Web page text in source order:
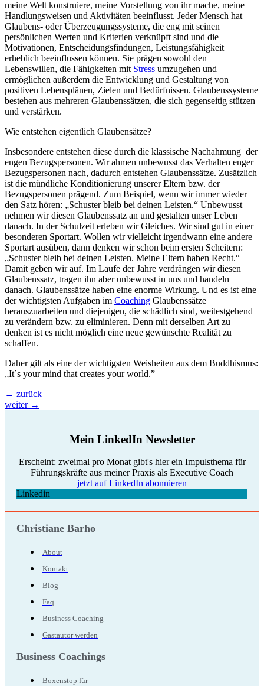
meine Welt konstruiere, meine Vorstellung von ihr mache, meine
Handlungsweisen und Aktivitäten beeinflusst. Jeder Mensch hat
Glaubens- oder Überzeugungssysteme, die eng mit seinen
persönlichen Werten und Kriterien verknüpft sind und die
Motivationen, Entscheidungsfindungen, Leistungsfähigkeit
erheblich beeinflussen können. Sie prägen sowohl den
Lebenswillen, die Fähigkeiten mit Stress umzugehen und
ermöglichen außerdem die Entwicklung und Gestaltung von
positiven Lebensplänen, Zielen und Bedürfnissen. Glaubenssysteme
bestehen aus mehreren Glaubenssätzen, die sich gegenseitig stützen
und verstärken.
Wie entstehen eigentlich Glaubensätze?
Insbesondere entstehen diese durch die klassische Nachahmung der
engen Bezugspersonen. Wir ahmen unbewusst das Verhalten enger
Bezugspersonen nach, dadurch entstehen Glaubenssätze. Zusätzlich
ist die mündliche Konditionierung unserer Eltern bzw. der
Bezugspersonen prägend. Zum Beispiel, wenn wir immer wieder
den Satz hören: „Schuster bleib bei deinen Leisten.“ Unbewusst
nehmen wir diesen Glaubenssatz an und gestalten unser Leben
danach. In der Schulzeit erleben wir Gleiches. Wir sind gut in einer
besonderen Sportart. Wollen wir vielleicht irgendwann eine andere
Sportart ausüben, dann denken wir schon beim ersten Scheitern:
„Schuster bleib bei deinen Leisten. Meine Eltern haben Recht.“
Damit geben wir auf. Im Laufe der Jahre verdrängen wir diesen
Glaubenssatz, tragen ihn aber unbewusst in uns und handeln
danach. Glaubenssätze haben eine enorme Wirkung. Und es ist eine
der wichtigsten Aufgaben im Coaching Glaubenssätze
herauszuarbeiten und diejenigen, die schädlich sind, weitestgehend
zu verändern bzw. zu eliminieren. Denn mit derselben Art zu
denken ist es nicht möglich eine neue gewünschte Realität zu
schaffen.
Daher gilt als eine der wichtigsten Weisheiten aus dem Buddhismus:
„It´s your mind that creates your world.”
← zurück
weiter →
Mein LinkedIn Newsletter
Erscheint: zweimal pro Monat gibt's hier ein Impulsthema für
Führungskräfte aus meiner Praxis als Executive Coach
jetzt auf LinkedIn abonnieren
Linkedin
Christiane Barho
About
Kontakt
Blog
Faq
Business Coaching
Gastautor werden
Business Coachings
Boxenstop für